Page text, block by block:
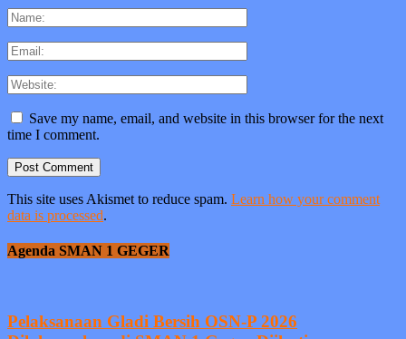
Save my name, email, and website in this browser for the next
time I comment.
This site uses Akismet to reduce spam. Learn how your comment
data is processed.
Agenda SMAN 1 GEGER
Pelaksanaan Gladi Bersih OSN-P 2026